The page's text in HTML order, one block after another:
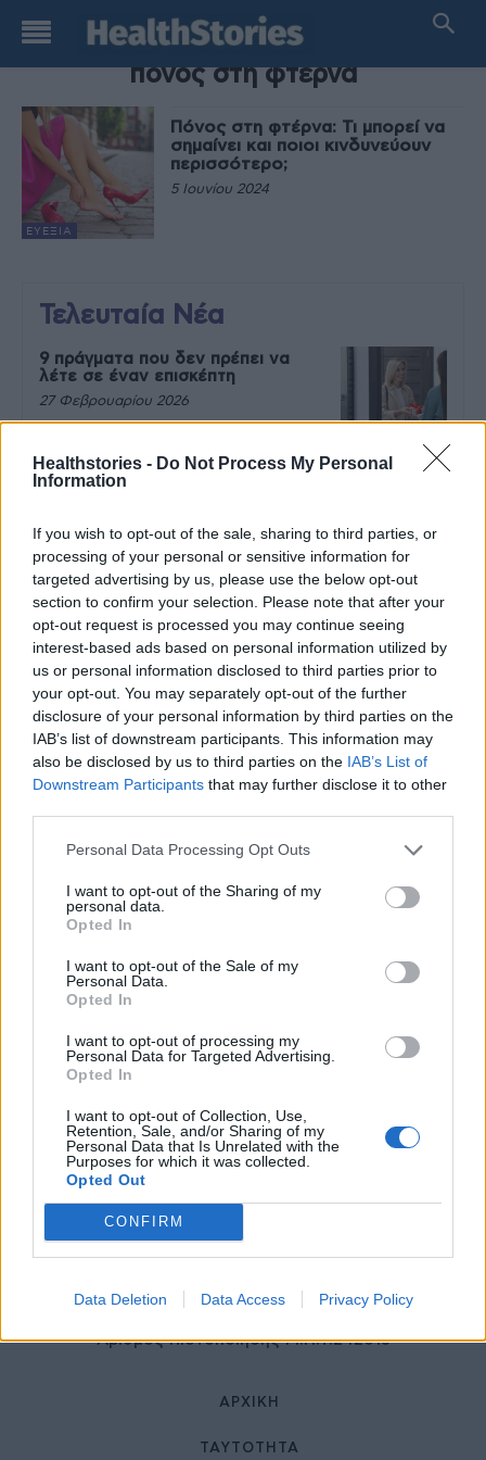
Healthstories - Do Not Process My Personal
Information
If you wish to opt-out of the sale, sharing to third parties, or
processing of your personal or sensitive information for
targeted advertising by us, please use the below opt-out
section to confirm your selection. Please note that after your
opt-out request is processed you may continue seeing
interest-based ads based on personal information utilized by
us or personal information disclosed to third parties prior to
your opt-out. You may separately opt-out of the further
disclosure of your personal information by third parties on the
IAB’s list of downstream participants. This information may
also be disclosed by us to third parties on the IAB’s List of
Downstream Participants that may further disclose it to other
Personal Data Processing Opt Outs
I want to opt-out of the Sharing of my
personal data.
Opted In
I want to opt-out of the Sale of my
Personal Data.
Opted In
I want to opt-out of processing my
Personal Data for Targeted Advertising.
Opted In
I want to opt-out of Collection, Use,
Retention, Sale, and/or Sharing of my
Personal Data that Is Unrelated with the
Purposes for which it was collected.
Opted Out
CONFIRM
Data Deletion Data Access Privacy Policy
TAG
πόνος στη φτέρνα
ΕΥΕΞΊΑ
Πόνος στη φτέρνα: Τι μπορεί να
σημαίνει και ποιοι κινδυνεύουν
περισσότερο;
5 Ιουνίου 2024
Τελευταία Νέα
9 πράγματα που δεν πρέπει να
λέτε σε έναν επισκέπτη
27 Φεβρουαρίου 2026
την υποστήριξη της Be-Live
27 Φεβρουαρίου 2026
Μεταπροπονητική πείνα: Ο λόγος
που θέλεις να καταβροχθίσεις τα
πάντα μετά την άσκηση
27 Φεβρουαρίου 2026
Ωρίων – Σπάνια νοσήματα
συνδέονται με μνημεία που
27 Φεβρουαρίου 2026
Γεωργιάδης: Πολλαπλά οφέλη από
τη συνεργασία δημοσίου και
27 Φεβρουαρίου 2026
© HealthStories - All rights reserved.
Αριθμός Πιστοποίησης Μ.Η.Τ.242013
ΑΡΧΙΚΉ
ΤΑΥΤΌΤΗΤΑ